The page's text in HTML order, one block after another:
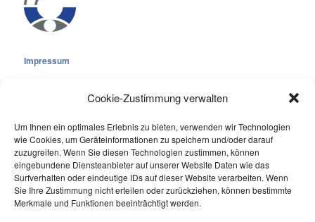
Cookie-Zustimmung verwalten
Um Ihnen ein optimales Erlebnis zu bieten, verwenden wir Technologien
wie Cookies, um Geräteinformationen zu speichern und/oder darauf
zuzugreifen. Wenn Sie diesen Technologien zustimmen, können
eingebundene Diensteanbieter auf unserer Website Daten wie das
Surfverhalten oder eindeutige IDs auf dieser Website verarbeiten. Wenn
Sie Ihre Zustimmung nicht erteilen oder zurückziehen, können bestimmte
Merkmale und Funktionen beeinträchtigt werden.
Impressum
Cookie-Richtlinie (EU)
Datenschutzerklärung
Online Visitors:0